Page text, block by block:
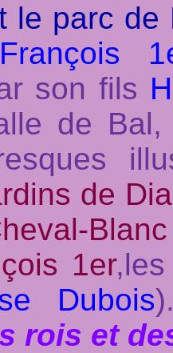
le parc de
François
son fils
de Bal,
de
Blanc
1er
Dubois
rois et